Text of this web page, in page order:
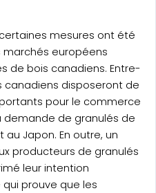
mesures ont été
marchés européens
de bois canadiens. Entre-
canadiens disposeront de
pour le commerce
demande de granulés de
Japon. En outre, un
producteurs de granulés
leur intention
prouve que les